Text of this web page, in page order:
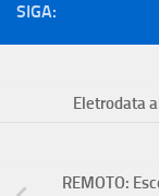
SIGA:
Eletrodata
REMOTO: